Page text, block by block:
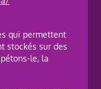
qui permettent
stockés sur des
le, la